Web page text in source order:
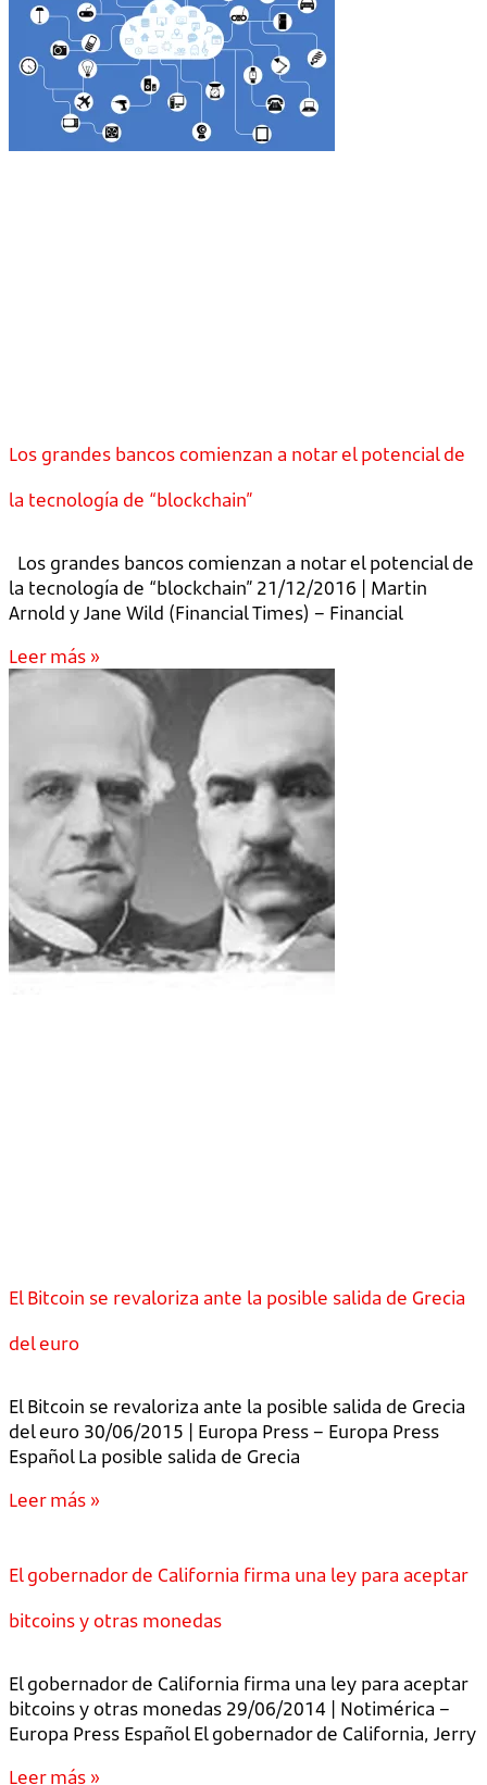
Los grandes bancos comienzan a notar el potencial de
la tecnología de “blockchain”
Los grandes bancos comienzan a notar el potencial de
la tecnología de “blockchain” 21/12/2016 | Martin
Arnold y Jane Wild (Financial Times) – Financial
Leer más »
El Bitcoin se revaloriza ante la posible salida de Grecia
del euro
El Bitcoin se revaloriza ante la posible salida de Grecia
del euro 30/06/2015 | Europa Press – Europa Press
Español La posible salida de Grecia
Leer más »
El gobernador de California firma una ley para aceptar
bitcoins y otras monedas
El gobernador de California firma una ley para aceptar
bitcoins y otras monedas 29/06/2014 | Notimérica –
Europa Press Español El gobernador de California, Jerry
Leer más »